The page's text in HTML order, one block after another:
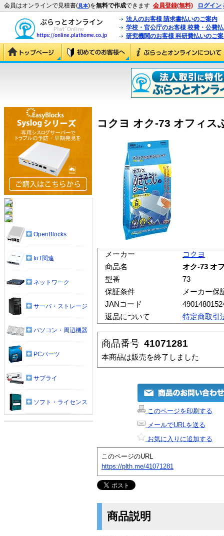
会員はオンラインで見積書(見本)を無料で作成できます 会員登録(無料) ログイン
法人のお客様 請求書払いのご案内
学校・官公庁のお客様 校費・公費
研究機関のお客様 科研費払いのご
コクヨ オク-73 オフィス
メーカー
コクヨ
商品名
オク-73 オ
型番
73
保証条件
メーカー保
JANコード
返品について
特定商取引
商品番号 41071281
本商品は販売を終了しました
このページを印刷する
メールでURLを送る
お気に入りに追加する
このページのURL
https://plth.me/41071281
商品説明
OpenBlocks
IoT関連
ネットワーク
サーバ・ストレージ
パソコン・周辺機器
PCパーツ
サプライ
ソフト・ライセンス